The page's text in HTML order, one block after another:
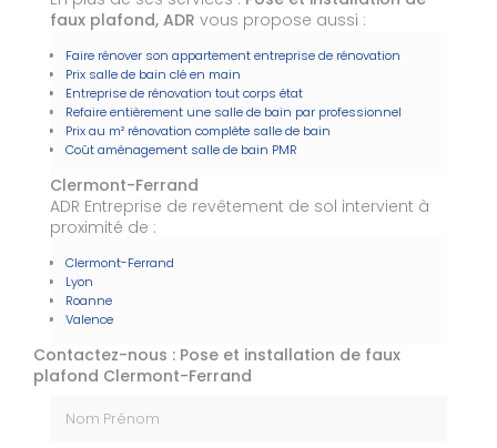
faux plafond, ADR vous propose aussi :
Faire rénover son appartement entreprise de rénovation
Prix salle de bain clé en main
Entreprise de rénovation tout corps état
Refaire entièrement une salle de bain par professionnel
Prix au m² rénovation complète salle de bain
Coût aménagement salle de bain PMR
Clermont-Ferrand
ADR Entreprise de revêtement de sol intervient à
proximité de :
Clermont-Ferrand
Lyon
Roanne
Valence
Contactez-nous : Pose et installation de faux
plafond Clermont-Ferrand